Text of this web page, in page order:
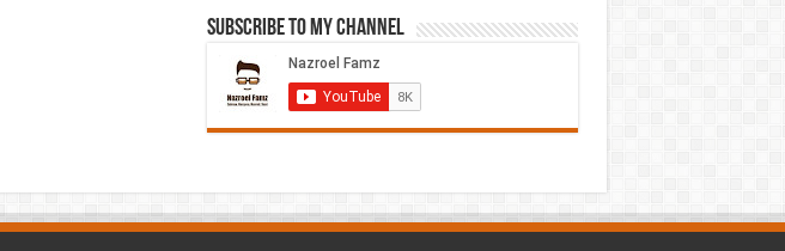
Subscribe to My Channel